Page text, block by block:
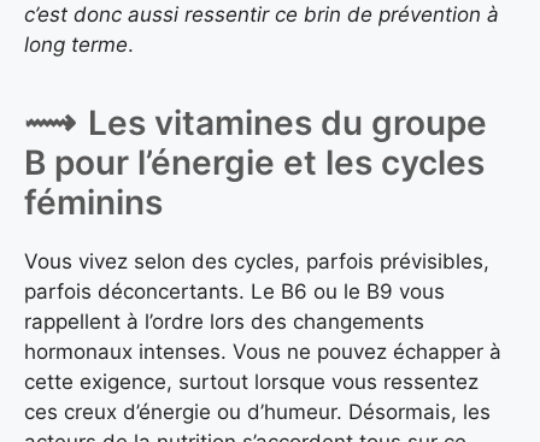
c’est donc aussi ressentir ce brin de prévention à
long terme.
Les vitamines du groupe
B pour l’énergie et les cycles
féminins
Vous vivez selon des cycles, parfois prévisibles,
parfois déconcertants. Le B6 ou le B9 vous
rappellent à l’ordre lors des changements
hormonaux intenses. Vous ne pouvez échapper à
cette exigence, surtout lorsque vous ressentez
ces creux d’énergie ou d’humeur. Désormais, les